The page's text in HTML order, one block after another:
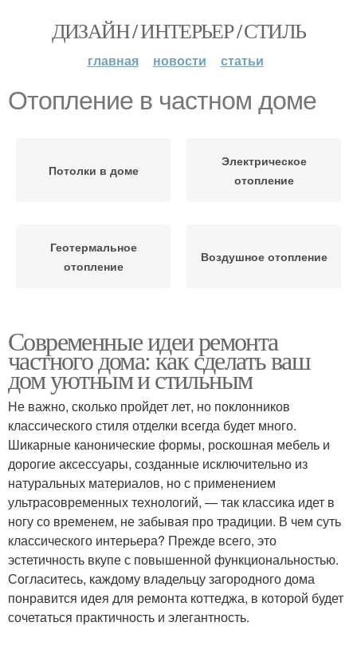
ДИЗАЙН / ИНТЕРЬЕР / СТИЛЬ
главная новости статьи
Отопление в частном доме
Потолки в доме
Электрическое
отопление
Геотермальное
отопление
Воздушное отопление
Современные идеи ремонта
частного дома: как сделать ваш
дом уютным и стильным
Не важно, сколько пройдет лет, но поклонников
классического стиля отделки всегда будет много.
Шикарные канонические формы, роскошная мебель и
дорогие аксессуары, созданные исключительно из
натуральных материалов, но с применением
ультрасовременных технологий, — так классика идет в
ногу со временем, не забывая про традиции. В чем суть
классического интерьера? Прежде всего, это
эстетичность вкупе с повышенной функциональностью.
Согласитесь, каждому владельцу загородного дома
понравится идея для ремонта коттеджа, в которой будет
сочетаться практичность и элегантность.